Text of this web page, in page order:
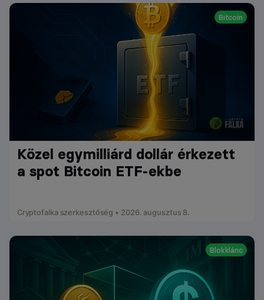
Bitcoin
Közel egymilliárd dollár érkezett
a spot Bitcoin ETF-ekbe
Cryptofalka szerkesztőség • 2026. augusztus 8.
Blokklánc